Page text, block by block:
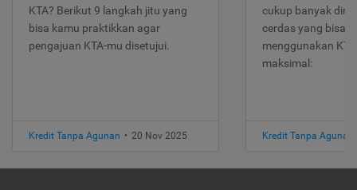
KTA? Berikut 9 langkah jitu yang
bisa kamu praktikkan agar
pengajuan KTA-mu disetujui.
Kredit Tanpa Agunan • 20 Nov 2025
cukup banyak
cerdas yang bisa
menggunakan
maksimal:
Kredit Tanpa Agunan